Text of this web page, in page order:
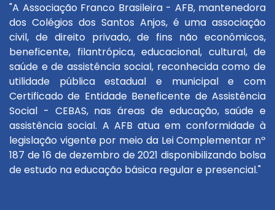
"A Associação Franco Brasileira - AFB, mantenedora
dos Colégios dos Santos Anjos, é uma associação
civil, de direito privado, de fins não econômicos,
beneficente, filantrópica, educacional, cultural, de
saúde e de assistência social, reconhecida como de
utilidade pública estadual e municipal e com
Certificado de Entidade Beneficente de Assistência
Social - CEBAS, nas áreas de educação, saúde e
assistência social. A AFB atua em conformidade à
legislação vigente por meio da Lei Complementar nº
187 de 16 de dezembro de 2021 disponibilizando bolsa
de estudo na educação básica regular e presencial."